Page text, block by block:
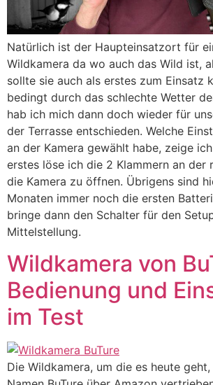
Natürlich ist der Haupteinsatzort für
Wildkamera da wo auch das Wild ist,
sollte sie auch als erstes zum Einsatz
bedingt durch das schlechte Wetter
hab ich mich dann doch wieder für
der Terrasse entschieden. Welche
an der Kamera gewählt habe, zeige
erstes löse ich die 2 Klammern an der
die Kamera zu öffnen. Übrigens sind
Monaten immer noch die ersten
bringe dann den Schalter für den
Mittelstellung.
Wildkamera von
Bedienung und
im Test
Die Wildkamera, um die es heute